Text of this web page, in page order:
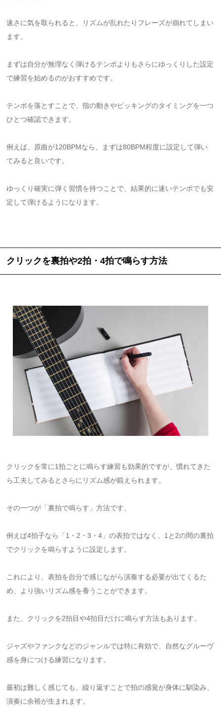
速さに気を取られると、リズムが乱れたりフレーズが崩れてしまい
ます。
まずは自分が無理なく弾けるテンポよりもさらにゆっくりした設定
で練習を始めるのがおすすめです。
テンポを落とすことで、指の動きやピッキングのタイミングを一つ
ひとつ確認できます。
例えば、原曲が120BPMなら、まずは80BPM程度に設定して弾い
てみると良いです。
ゆっくり確実に弾く習慣を持つことで、結果的に速いテンポでも安
定して弾けるようになります。
クリックを裏拍や2拍・4拍で鳴らす方法
クリックを常に1拍ごとに鳴らす練習も効果的ですが、慣れてきた
ら工夫してみるとさらにリズム感が鍛えられます。
その一つが「裏拍で鳴らす」方法です。
例えば4拍子なら「1・2・3・4」の表拍ではなく、1と2の間の裏拍
でクリックを鳴らすように設定します。
これにより、表拍を自分で感じながら演奏する必要が出てくるた
め、より強いリズム感を養うことができます。
また、クリックを2拍目や4拍目だけに鳴らす方法もあります。
ジャズやファンクなどのジャンルでは特に有効で、自然なグルーヴ
感を身につける練習になります。
最初は難しく感じても、繰り返すことで拍の感覚が身体に馴染み、
演奏に余裕が生まれます。